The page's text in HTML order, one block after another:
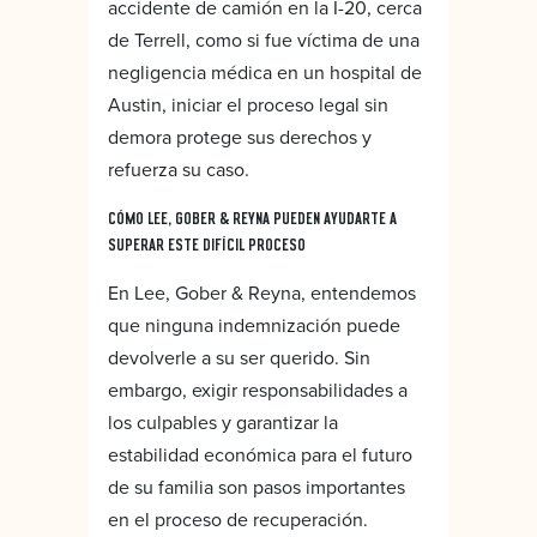
accidente de camión en la I-20, cerca
de Terrell, como si fue víctima de una
negligencia médica en un hospital de
Austin, iniciar el proceso legal sin
demora protege sus derechos y
refuerza su caso.
CÓMO LEE, GOBER & REYNA PUEDEN AYUDARTE A
SUPERAR ESTE DIFÍCIL PROCESO
En Lee, Gober & Reyna, entendemos
que ninguna indemnización puede
devolverle a su ser querido. Sin
embargo, exigir responsabilidades a
los culpables y garantizar la
estabilidad económica para el futuro
de su familia son pasos importantes
en el proceso de recuperación.